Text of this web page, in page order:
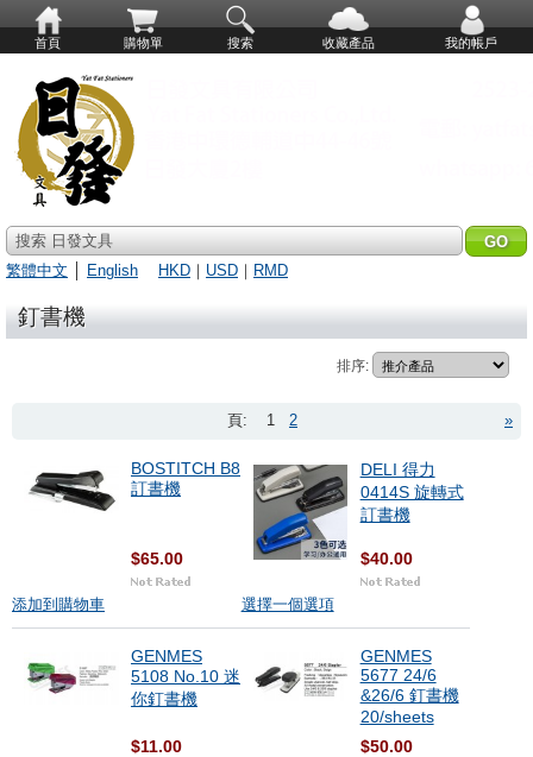
首頁 購物單 搜索 收藏產品 我的帳戶
搜索 日發文具
繁體中文
English HKD ｜ USD ｜ RMD
釘書機
排序:
»
頁: 1 2
BOSTITCH B8
訂書機
$65.00
添加到購物車
DELI 得力
0414S 旋轉式
訂書機
$40.00
選擇一個選項
GENMES
5108 No.10 迷
你釘書機
$11.00
GENMES
5677 24/6
&26/6 釘書機
20/sheets
$50.00